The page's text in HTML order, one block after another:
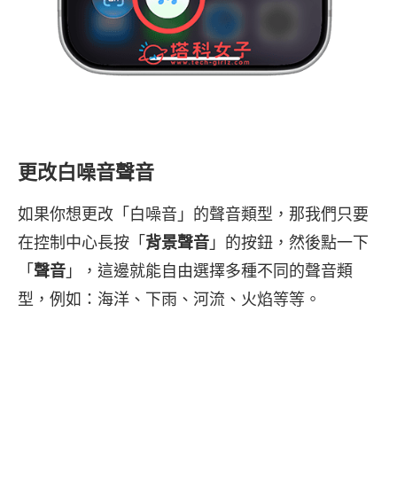
更改白噪音聲音
如果你想更改「白噪音」的聲音類型，那我們只要
在控制中心長按「 背景聲音 」的按鈕，然後點一下
「 聲音 」，這邊就能自由選擇多種不同的聲音類
型，例如：海洋、下雨、河流、火焰等等。